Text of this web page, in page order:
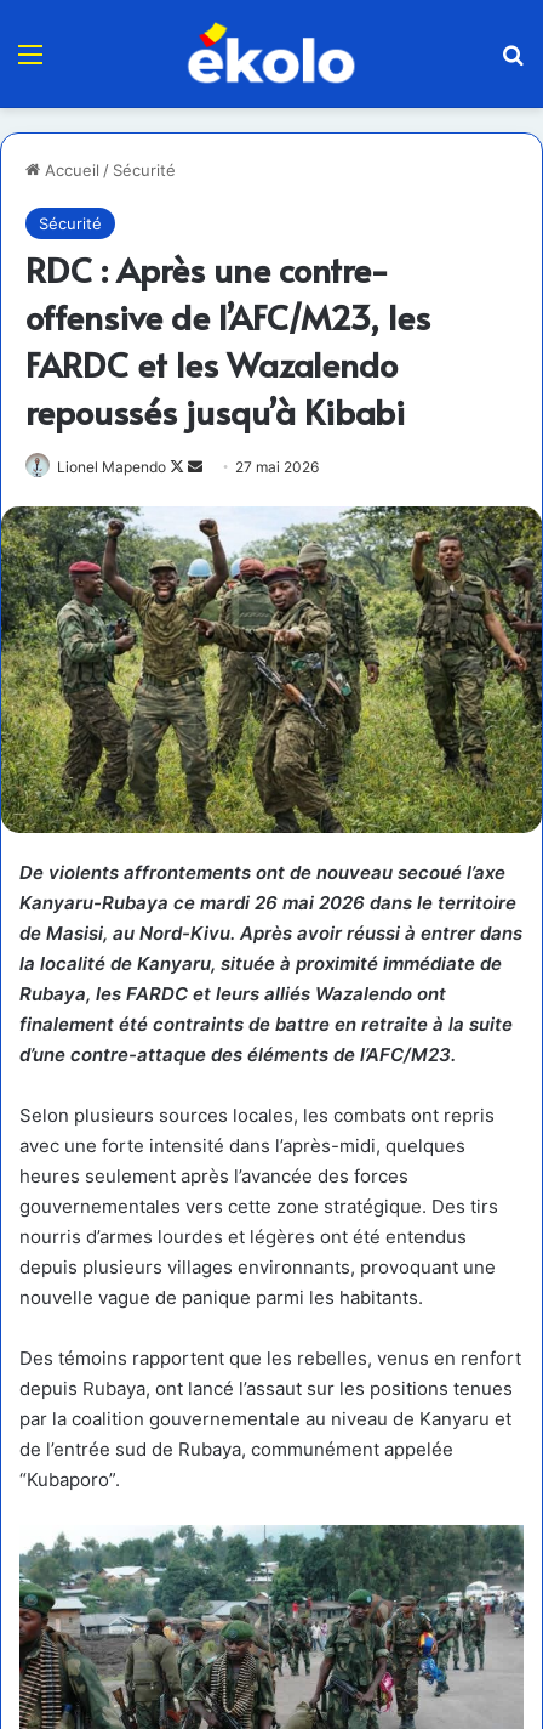
Menu
Accueil / Sécurité
Sécurité
RDC : Après une contre-
offensive de l’AFC/M23, les
FARDC et les Wazalendo
repoussés jusqu’à Kibabi
Lionel Mapendo
Follow
Envoyer
courriel
27 mai 2026
De violents affrontements ont de nouveau secoué l’axe
Kanyaru-Rubaya ce mardi 26 mai 2026 dans le territoire
de Masisi, au Nord-Kivu. Après avoir réussi à entrer dans
la localité de Kanyaru, située à proximité immédiate de
Rubaya, les FARDC et leurs alliés Wazalendo ont
finalement été contraints de battre en retraite à la suite
d’une contre-attaque des éléments de l’AFC/M23.
Selon plusieurs sources locales, les combats ont repris
avec une forte intensité dans l’après-midi, quelques
heures seulement après l’avancée des forces
gouvernementales vers cette zone stratégique. Des tirs
nourris d’armes lourdes et légères ont été entendus
depuis plusieurs villages environnants, provoquant une
nouvelle vague de panique parmi les habitants.
Des témoins rapportent que les rebelles, venus en renfort
depuis Rubaya, ont lancé l’assaut sur les positions tenues
par la coalition gouvernementale au niveau de Kanyaru et
de l’entrée sud de Rubaya, communément appelée
“Kubaporo”.